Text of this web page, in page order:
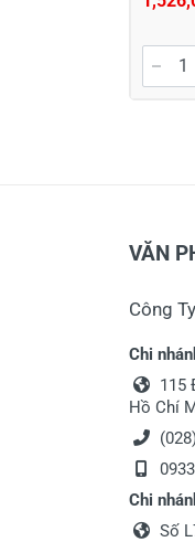
VĂN
Công
Chi
115
Hồ Chí
Chi
Số